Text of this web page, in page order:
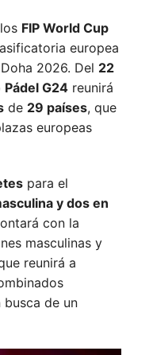
FIP World Cup
europea
2026. Del 22
Pádel G24 reunirá
de 29 países, que
europeas
para el
y dos en
con la
masculinas y
reunirá a
busca de un